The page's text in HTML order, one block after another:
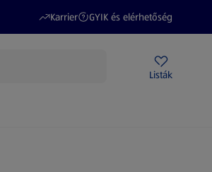
Karrier
(új oldalon nyílik meg)
GYIK és elérhetőség
(új oldalon nyílik meg)
Listák